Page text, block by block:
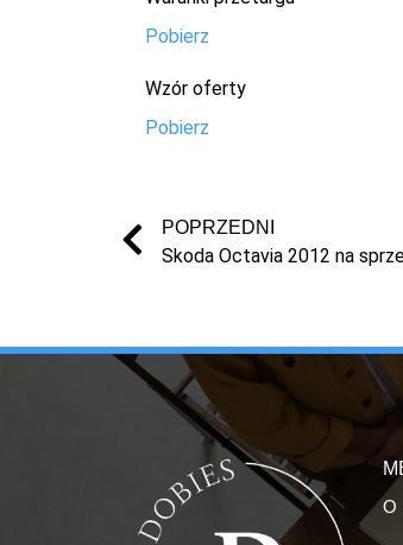
Pobierz
Wzór oferty
Pobierz
POPRZEDNI
Skoda Octavia 2012 na
O